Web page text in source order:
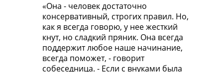
«Она - человек достаточно
консервативный, строгих правил. Но,
как я всегда говорю, у нее жесткий
кнут, но сладкий пряник. Она всегда
поддержит любое наше начинание,
всегда поможет, - говорит
собеседница. - Если с внуками была